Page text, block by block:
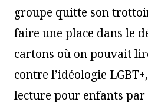
groupe quitte son
faire une place dans le
cartons où on pouvait
contre l’idéologie
lecture pour enfants par